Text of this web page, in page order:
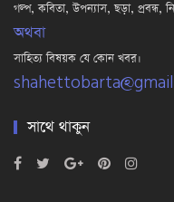
গল্প, কবিতা, উপন্যাস, ছড়া, প্রবন্ধ,
অথবা
সাহিত্য বিষয়ক যে কোন খবর।
সাথে থাকুন